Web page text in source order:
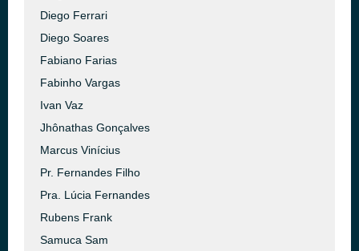
Diego Ferrari
Diego Soares
Fabiano Farias
Fabinho Vargas
Ivan Vaz
Jhônathas Gonçalves
Marcus Vinícius
Pr. Fernandes Filho
Pra. Lúcia Fernandes
Rubens Frank
Samuca Sam